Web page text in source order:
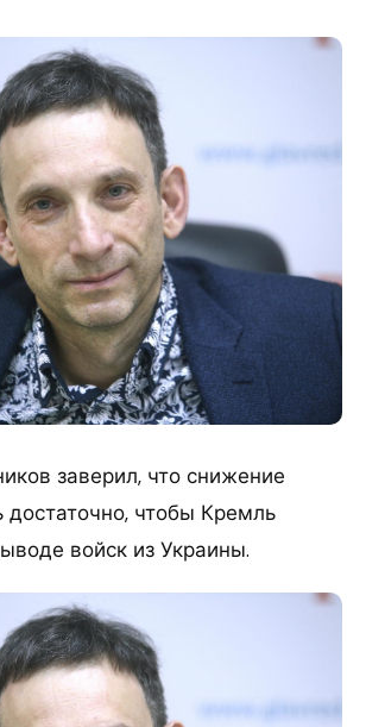
заверил, что снижение
чтобы Кремль
войск из Украины.